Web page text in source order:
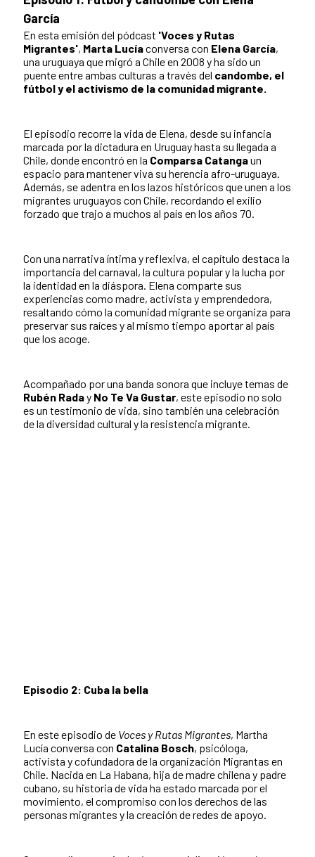
García
En esta emisión del pódcast 'Voces y Rutas
Migrantes', Marta Lucíaconversa con Elena García,
una uruguaya que migró a Chile en 2008 y ha sido un
puente entre ambas culturas a través del candombe, el
fútbol y el activismo de la comunidad migrante.
El episodio recorre la vida de Elena, desde su infancia
marcada por la dictadura en Uruguay hasta su llegada a
Chile, donde encontró en la Comparsa Catangaun
espacio para mantener viva su herencia afro-uruguaya.
Además, se adentra en los lazos históricos que unen a los
migrantes uruguayos con Chile, recordando el exilio
forzado que trajo a muchos al país en los años 70.
Con una narrativa íntima y reflexiva, el capítulo destaca la
importancia del carnaval, la cultura popular y la lucha por
la identidad en la diáspora. Elena comparte sus
experiencias como madre, activista y emprendedora,
resaltando cómo la comunidad migrante se organiza para
preservar sus raíces y al mismo tiempo aportar al país
que los acoge.
Acompañado por una banda sonora que incluye temas de
Rubén Raday No Te Va Gustar, este episodio no solo
es un testimonio de vida, sino también una celebración
de la diversidad cultural y la resistencia migrante.
Episodio 2: Cuba la bella
En este episodio de Voces y Rutas Migrantes, Martha
Lucía conversa con Catalina Bosch, psicóloga,
activista y cofundadora de la organización Migrantas en
Chile. Nacida en La Habana, hija de madre chilena y padre
cubano, su historia de vida ha estado marcada por el
movimiento, el compromiso con los derechos de las
personas migrantes y la creación de redes de apoyo.